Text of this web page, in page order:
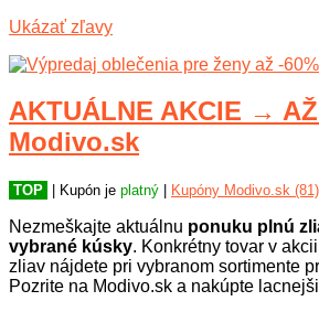
Ukázať zľavy
AKTUÁLNE AKCIE →
Modivo.sk
TOP | Kupón je platný Kupóny Modivo.sk (81)
Nezmeškajte aktuálnu ponuku plnú
vybrané kúsky. Konkrétny tovar v
zliav nájdete pri vybranom sortimente
Pozrite na Modivo.sk a nakúpte